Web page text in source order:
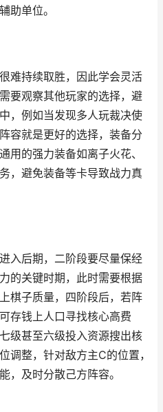
助单位。
难持续取胜，因此学会灵活
要观察其他玩家的选择，避
，例如当发现多人玩裁决使
容就是更好的选择，装备分
用的强力装备如离子火花、
，避免装备等卡导致战力真
入后期，二阶段要尽量保经
的关键时期，此时需要根据
棋子质量，四阶段后，若阵
存钱上人口寻找核心高费
级甚至六级投入资源搜出核
调整，针对敌方主C的位置，
，及时分散己方阵容。